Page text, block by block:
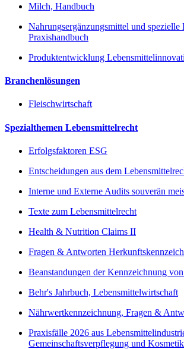
Milch, Handbuch
Nahrungsergänzungsmittel und spezielle
Praxishandbuch
Produktentwicklung
Branchenlösungen
Fleischwirtschaft
Spezialthemen Lebensmittelrecht
Erfolgsfaktoren ESG
Entscheidungen aus dem
Interne und Externe Audits souverän
Texte zum Lebensmittelrecht
Health & Nutrition Claims II
Fragen & Antworten
Beanstandungen der Kennzeichnung
Behr's Jahrbuch, Lebensmittelwirtschaft
Nährwertkennzeichnung, Fragen &
Praxisfälle 2026 aus
Gemeinschaftsverpflegung und Kosmetik